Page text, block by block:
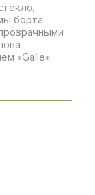
борта,
«Galle»,